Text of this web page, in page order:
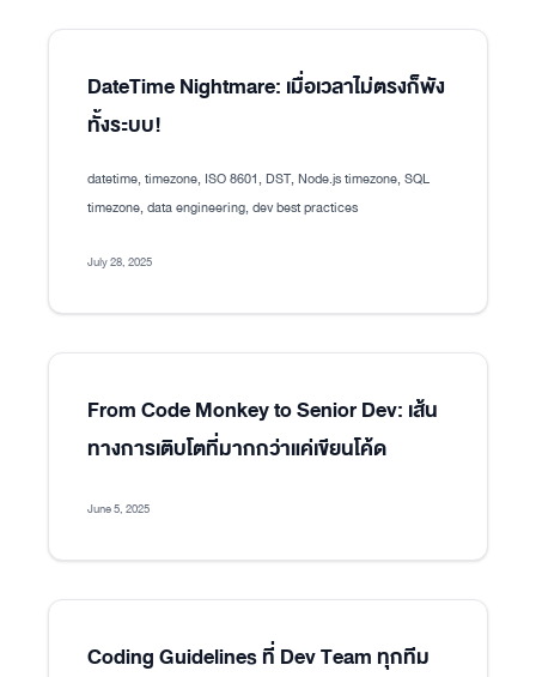
DateTime Nightmare: เมื่อเวลาไม่ตรงก็พัง
ทั้งระบบ!
datetime, timezone, ISO 8601, DST, Node.js timezone, SQL
timezone, data engineering, dev best practices
July 28, 2025
From Code Monkey to Senior Dev: เส้น
ทางการเติบโตที่มากกว่าแค่เขียนโค้ด
June 5, 2025
Coding Guidelines ที่ Dev Team ทุกทีม